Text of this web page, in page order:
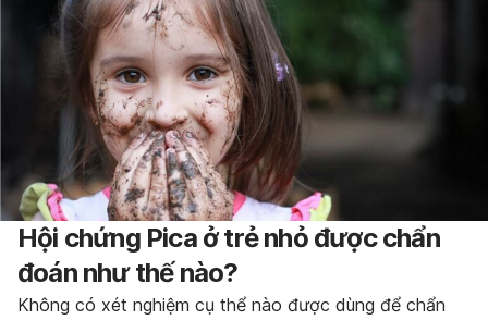
Hội chứng Pica ở trẻ nhỏ được chẩn
đoán như thế nào?
Không có xét nghiệm cụ thể nào được dùng để chẩn